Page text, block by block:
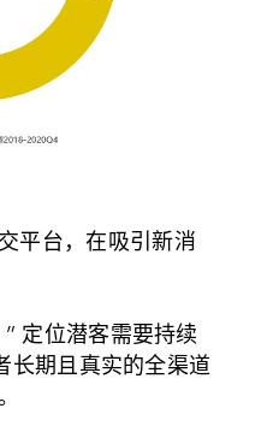
平台，在吸引新消
定位潜客需要持续
长期且真实的全渠道